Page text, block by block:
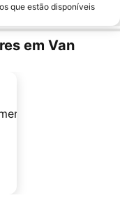
que estão disponíveis
em Van